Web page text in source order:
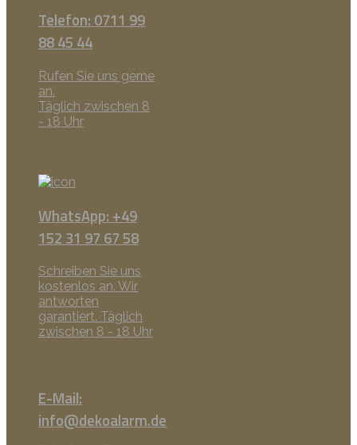
Telefon: 0711 99
88 45 44
Rufen Sie uns gerne
an.
Täglich zwischen 8
- 18 Uhr
WhatsApp: +49
152 31 97 67 58
Schreiben Sie uns
kostenlos an. Wir
antworten
garantiert. Täglich
zwischen 8 - 18 Uhr
E-Mail:
info@dekoalarm.de